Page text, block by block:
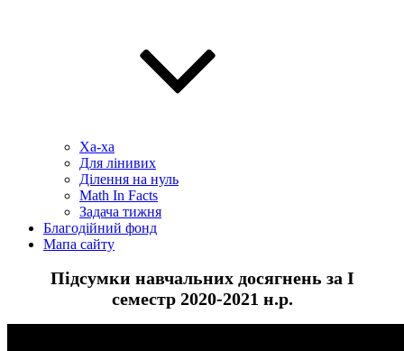
Ха-ха
Для лінивих
Ділення на нуль
Math In Facts
Задача тижня
Благодійний фонд
Мапа сайту
Підсумки навчальних досягнень за І
семестр 2020-2021 н.р.